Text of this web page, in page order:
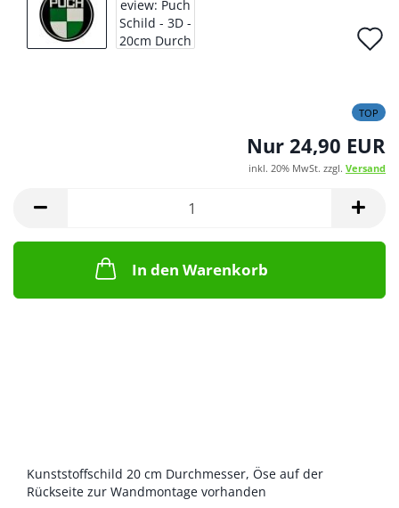
TOP
Nur 24,90 EUR
inkl. 20% MwSt. zzgl. Versand
In den Warenkorb
Kunststoffschild 20 cm Durchmesser, Öse auf der
Rückseite zur Wandmontage vorhanden